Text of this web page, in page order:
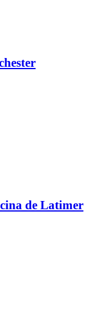
de Latimer